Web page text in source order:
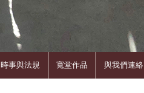
時事與法規 寬堂作品 與我們連絡